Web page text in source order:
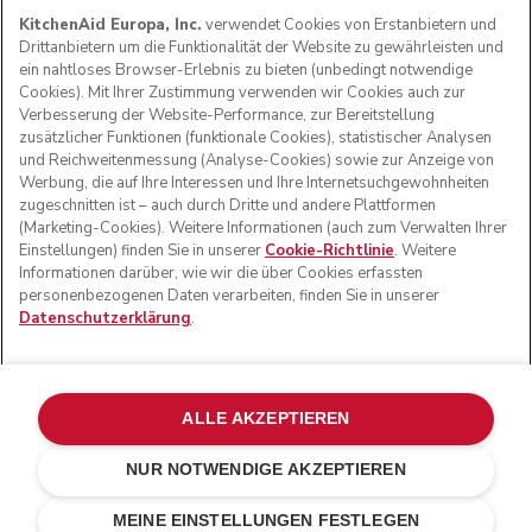
FOLGEN SIE UNS
und das Design der Küchenmaschine sind eingetragene
Marken in den USA und in anderen Ländern.
Meine cookies verwalten
Datenschutzerklärung
KitchenAid Europa, Inc. verwendet Cookies von Erstanbietern und
Drittanbietern um die Funktionalität der Website zu gewährleisten und
ein nahtloses Browser-Erlebnis zu bieten (unbedingt notwendige
Cookies). Mit Ihrer Zustimmung verwenden wir Cookies auch zur
Verbesserung der Website-Performance, zur Bereitstellung
zusätzlicher Funktionen (funktionale Cookies), statistischer Analysen
und Reichweitenmessung (Analyse-Cookies) sowie zur Anzeige von
Werbung, die auf Ihre Interessen und Ihre Internetsuchgewohnheiten
zugeschnitten ist – auch durch Dritte und andere Plattformen
(Marketing-Cookies). Weitere Informationen (auch zum Verwalten Ihrer
Einstellungen) finden Sie in unserer Cookie-Richtlinie. Weitere
Informationen darüber, wie wir die über Cookies erfassten
personenbezogenen Daten verarbeiten, finden Sie in unserer
Datenschutzerklärung.
MEINE EINSTELLUNGEN FESTLEGEN
NUR NOTWENDIGE AKZEPTIEREN
ALLE AKZEPTIEREN